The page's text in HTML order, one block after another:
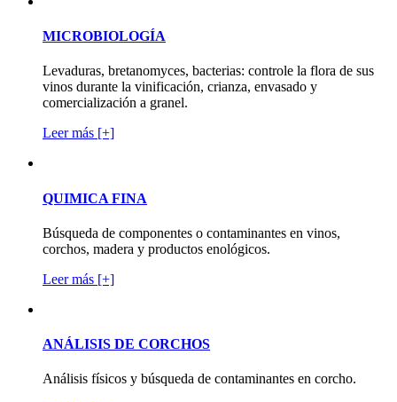
MICROBIOLOGÍA
Levaduras, bretanomyces, bacterias: controle la flora de sus
vinos durante la vinificación, crianza, envasado y
comercialización a granel.
Leer más [+]
QUIMICA FINA
Búsqueda de componentes o contaminantes en vinos,
corchos, madera y productos enológicos.
Leer más [+]
ANÁLISIS DE CORCHOS
Análisis físicos y búsqueda de contaminantes en corcho.